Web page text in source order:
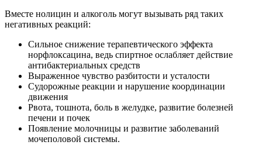
Вместе нолицин и алкоголь могут вызывать ряд таких
негативных реакций:
Сильное снижение терапевтического эффекта
норфлоксацина, ведь спиртное ослабляет действие
антибактериальных средств
Выраженное чувство разбитости и усталости
Судорожные реакции и нарушение координации
движения
Рвота, тошнота, боль в желудке, развитие болезней
печени и почек
Появление молочницы и развитие заболеваний
мочеполовой системы.